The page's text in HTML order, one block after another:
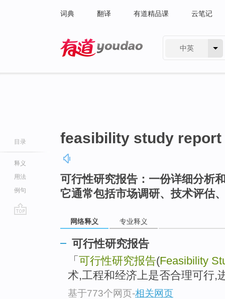
词典 翻译 有道精品课 云笔记
中英
目录
释义
用法
例句
feasibility study report
可行性研究报告：一份详细分析
它通常包括市场调研、技术评估
网络释义 专业释义
可行性研究报告
「 可行性研究报告(Feasibility
术,工程和经济上是否合理可行,
基于773个网页-相关网页